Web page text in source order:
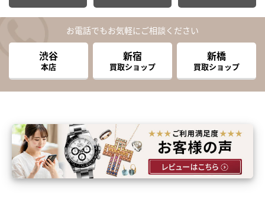
お電話でもお気軽にご相談ください
渋谷
本店
新宿
買取ショップ
新橋
買取ショップ